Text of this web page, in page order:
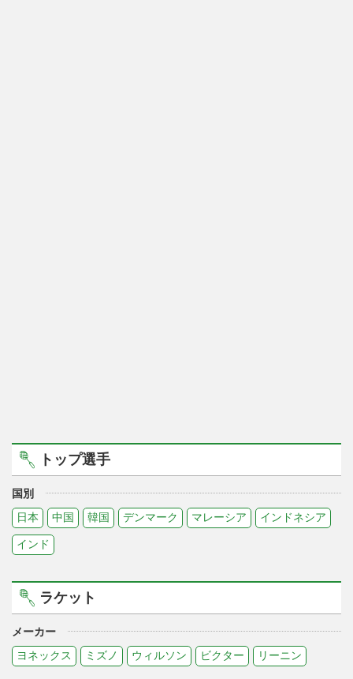
トップ選手
国別
日本
中国 韓国 デンマーク マレーシア インドネシア
インド
ラケット
メーカー
ヨネックス
ミズノ ウィルソン ビクター リーニン